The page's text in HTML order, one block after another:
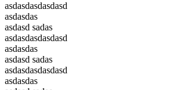
asdasdasdasdasd
asdasdas
asdasd sadas
asdasdasdasdasd
asdasdas
asdasd sadas
asdasdasdasdasd
asdasdas